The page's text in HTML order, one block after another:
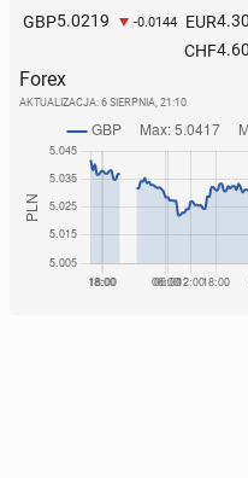
GBP5.0219 -0.0144 EUR
CHF
Forex
AKTUALIZACJA: 6 SIERPNIA, 21:10